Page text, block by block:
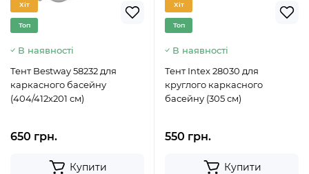
Хіт
Топ
В наявності
Тент Bestway 58232 для
каркасного басейну
(404/412х201 см)
650 грн.
Купити
Хіт
Топ
В наявності
Тент Intex 28030 для
круглого каркасного
басейну (305 см)
550 грн.
Купити